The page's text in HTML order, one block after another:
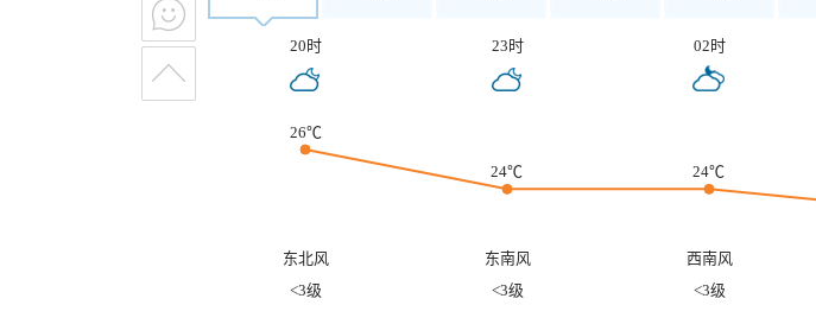
20时 23时 02时
26℃
24℃
24℃
东北风 东南风 西南风
<3级
<3级 <3级